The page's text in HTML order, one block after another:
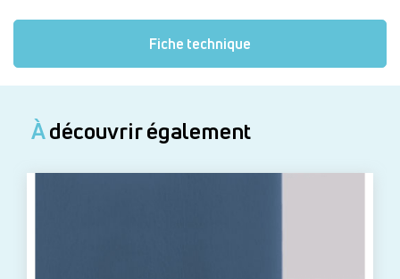
Fiche technique
Àdécouvrir également